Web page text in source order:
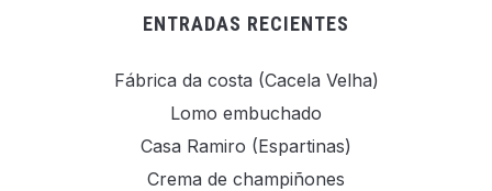
ENTRADAS RECIENTES
Fábrica da costa (Cacela Velha)
Lomo embuchado
Casa Ramiro (Espartinas)
Crema de champiñones